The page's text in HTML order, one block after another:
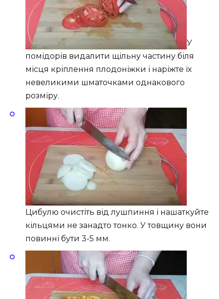
У
помідорів видалити щільну частину біля
місця кріплення плодоніжки і наріжте їх
невеликими шматочками однакового
розміру.
Цибулю очистіть від лушпиння і нашаткуйте
кільцями не занадто тонко. У товщину вони
повинні бути 3-5 мм.